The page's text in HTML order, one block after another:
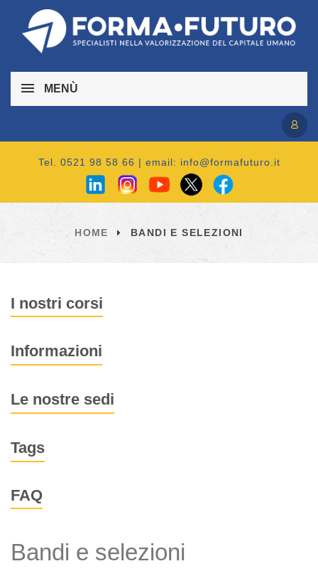
MENÙ
Tel. 0521 98 58 66 | email: info@formafuturo.it
HOME BANDI E SELEZIONI
I nostri corsi
Informazioni
Le nostre sedi
Tags
FAQ
Bandi e selezioni